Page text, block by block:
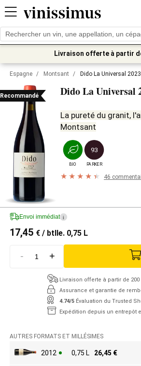
Livraison offerte à partir
Espagne / Montsant / Dido La Universal 2023
Recommandé Dido La Universal
La pureté du granit,
Montsant
BIO
93
PARKER
46
Envoi immédiat i
17,45 € / btlle. 0,75 L
- +
Livraison offerte à partir de 200
Assurance et garantie de
4.74/5 Évaluation du Trusted
Expédition depuis un entrepôt
AUTRES FORMATS ET MILLÉSIMES
2012 0,75 L 26,45 €